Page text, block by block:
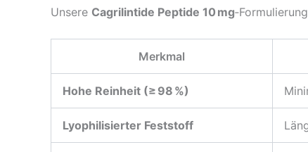
Unsere Cagrilintide Peptide 10 mg
Merkmal
Hohe Reinheit (≥ 98 %)
Lyophilisierter Feststoff